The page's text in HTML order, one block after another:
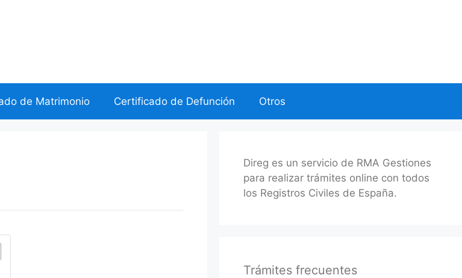
de Matrimonio Certificado de Defunción Otros
Direg es un servicio de RMA Gestiones
para realizar trámites online con todos
los Registros Civiles de España.
Trámites frecuentes